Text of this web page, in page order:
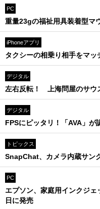
PC
重量23gの福祉用具装着型マ
iPhoneアプリ
タクシーの相乗り相手をマッ
デジタル
左右反転！ 上海問屋のサウ
デジタル
FPSにピッタリ！「AVA」
トピックス
SnapChat、カメラ内蔵サン
PC
エプソン、家庭用インクジ
日に発売